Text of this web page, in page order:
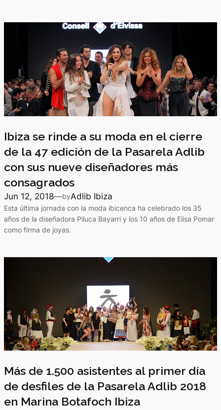
Ibiza se rinde a su moda en el cierre
de la 47 edición de la Pasarela Adlib
con sus nueve diseñadores más
consagrados
Jun 12, 2018—byAdlib Ibiza
Esta última jornada con la moda ibicenca ha celebrado los 35
años de la diseñadora Piluca Bayarri y los 10 años de Elisa Pomar
como firma de joyas.
Más de 1.500 asistentes al primer día
de desfiles de la Pasarela Adlib 2018
en Marina Botafoch Ibiza